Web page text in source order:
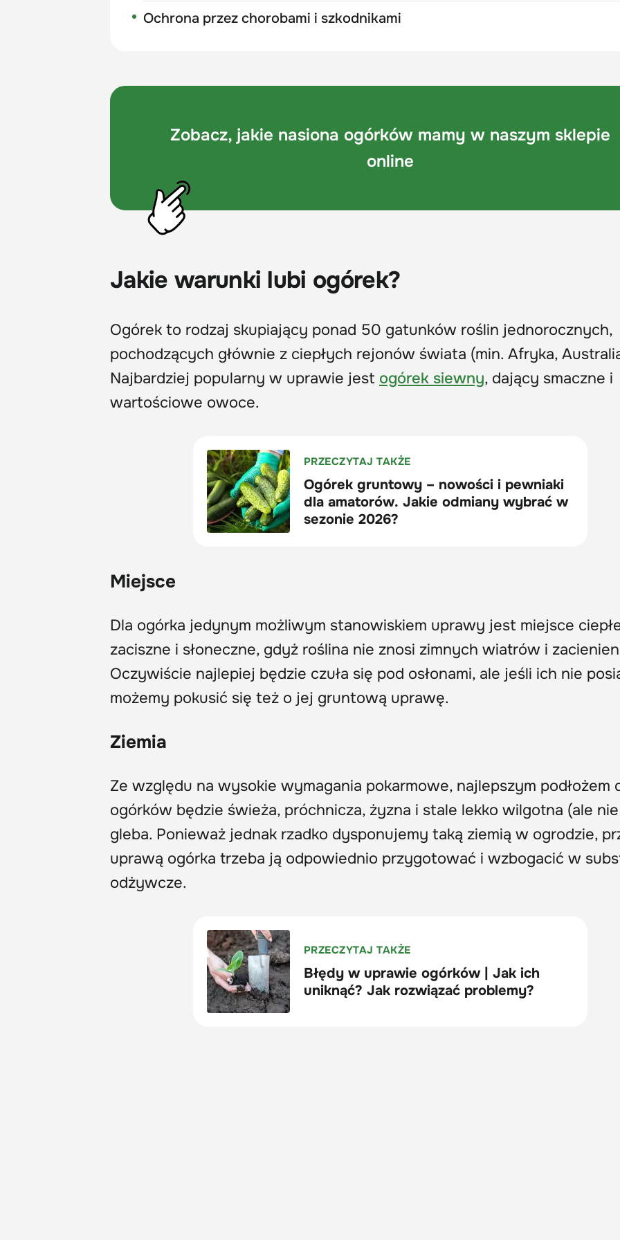
Ochrona przez chorobami i szkodnikami
Zobacz, jakie nasiona ogórków mamy w naszym sklepie
online
Jakie warunki lubi ogórek?
Ogórek to rodzaj skupiający ponad 50 gatunków roślin jednorocznych,
pochodzących głównie z ciepłych rejonów świata (min. Afryka,
Najbardziej popularny w uprawie jest ogórek siewny, dający smaczne i
wartościowe owoce.
Miejsce
Dla ogórka jedynym możliwym stanowiskiem uprawy jest miejsce
zaciszne i słoneczne, gdyż roślina nie znosi zimnych wiatrów i
Oczywiście najlepiej będzie czuła się pod osłonami, ale jeśli ich nie
możemy pokusić się też o jej gruntową uprawę.
Ziemia
Ze względu na wysokie wymagania pokarmowe, najlepszym podłożem
ogórków będzie świeża, próchnicza, żyzna i stale lekko wilgotna (ale
gleba. Ponieważ jednak rzadko dysponujemy taką ziemią w ogrodzie,
uprawą ogórka trzeba ją odpowiednio przygotować i wzbogacić w
odżywcze.